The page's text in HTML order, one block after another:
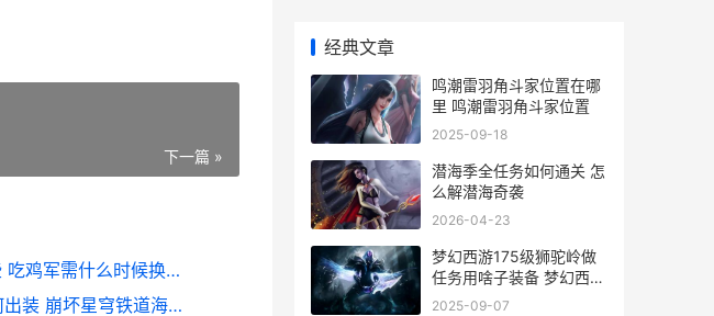
下一篇 »
吃鸡11月军需皮肤有哪些 吃鸡军需什么时候换一次
崩坏星穹铁道海瑟音如何出装 崩坏星穹铁道海瑟音角色PV
经典文章
鸣潮雷羽角斗家位置在哪
里 鸣潮雷羽角斗家位置
2025-09-18
潜海季全任务如何通关 怎
么解潜海奇袭
2026-04-23
梦幻西游175级狮驼岭做
任务用啥子装备 梦幻西游
175级狮驼岭帮战属性
2025-09-07